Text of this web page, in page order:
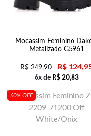
Mocassim Feminino
Metalizado G5961
R$249,90 R$
6x de R$20,83
60% OFF